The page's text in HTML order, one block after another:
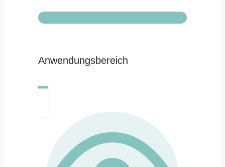
Anwendungsbereich